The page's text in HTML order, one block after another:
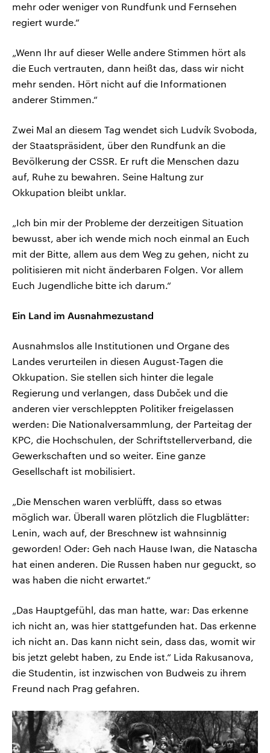
mehr oder weniger von Rundfunk und Fernsehen
regiert wurde.“
„Wenn Ihr auf dieser Welle andere Stimmen hört als
die Euch vertrauten, dann heißt das, dass wir nicht
mehr senden. Hört nicht auf die Informationen
anderer Stimmen.“
Zwei Mal an diesem Tag wendet sich Ludvík Svoboda,
der Staatspräsident, über den Rundfunk an die
Bevölkerung der CSSR. Er ruft die Menschen dazu
auf, Ruhe zu bewahren. Seine Haltung zur
Okkupation bleibt unklar.
„Ich bin mir der Probleme der derzeitigen Situation
bewusst, aber ich wende mich noch einmal an Euch
mit der Bitte, allem aus dem Weg zu gehen, nicht zu
politisieren mit nicht änderbaren Folgen. Vor allem
Euch Jugendliche bitte ich darum.“
Ein Land im Ausnahmezustand
Ausnahmslos alle Institutionen und Organe des
Landes verurteilen in diesen August-Tagen die
Okkupation. Sie stellen sich hinter die legale
Regierung und verlangen, dass Dubček und die
anderen vier verschleppten Politiker freigelassen
werden: Die Nationalversammlung, der Parteitag der
KPC, die Hochschulen, der Schriftstellerverband, die
Gewerkschaften und so weiter. Eine ganze
Gesellschaft ist mobilisiert.
„Die Menschen waren verblüfft, dass so etwas
möglich war. Überall waren plötzlich die Flugblätter:
Lenin, wach auf, der Breschnew ist wahnsinnig
geworden! Oder: Geh nach Hause Iwan, die Natascha
hat einen anderen. Die Russen haben nur geguckt, so
was haben die nicht erwartet.“
„Das Hauptgefühl, das man hatte, war: Das erkenne
ich nicht an, was hier stattgefunden hat. Das erkenne
ich nicht an. Das kann nicht sein, dass das, womit wir
bis jetzt gelebt haben, zu Ende ist.“ Lida Rakusanova,
die Studentin, ist inzwischen von Budweis zu ihrem
Freund nach Prag gefahren.